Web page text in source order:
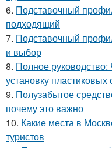
6. Подставочный
подходящий
7. Подставочный
и выбор
8. Полное
установку пластиковых
9. Полузабытое
почему это важно
10. Какие места в
туристов